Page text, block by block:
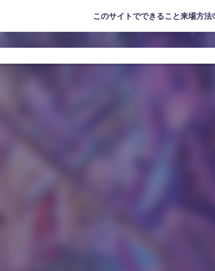
このサイトでできること来場方法